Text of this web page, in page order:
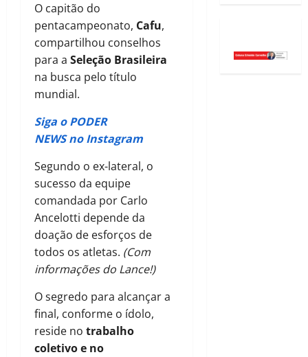
O capitão do
pentacampeonato, Cafu,
compartilhou conselhos
para a Seleção Brasileira
na busca pelo título
mundial.
Siga o PODER
NEWS no Instagram
Segundo o ex-lateral, o
sucesso da equipe
comandada por Carlo
Ancelotti depende da
doação de esforços de
todos os atletas. (Com
informações do Lance!)
O segredo para alcançar a
final, conforme o ídolo,
reside no trabalho
coletivo e no